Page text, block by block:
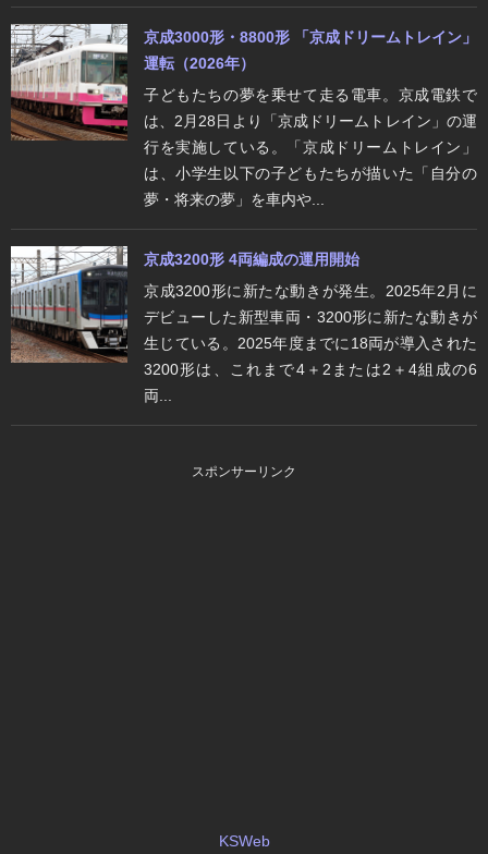
京成3000形・8800形 「京成ドリームトレイン」
運転（2026年）
子どもたちの夢を乗せて走る電車。京成電鉄で
は、2月28日より「京成ドリームトレイン」の運
行を実施している。「京成ドリームトレイン」
は、小学生以下の子どもたちが描いた「自分の
夢・将来の夢」を車内や...
京成3200形 4両編成の運用開始
京成3200形に新たな動きが発生。2025年2月に
デビューした新型車両・3200形に新たな動きが
生じている。2025年度までに18両が導入された
3200形は、これまで4＋2または2＋4組成の6
両...
スポンサーリンク
KSWeb